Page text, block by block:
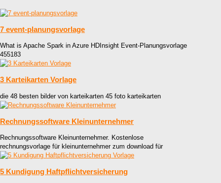
7 event-planungsvorlage
What is Apache Spark in Azure HDInsight Event-Planungsvorlage
455183
3 Karteikarten Vorlage
die 48 besten bilder von karteikarten 45 foto karteikarten
Rechnungssoftware Kleinunternehmer
Rechnungssoftware Kleinunternehmer. Kostenlose
rechnungsvorlage für kleinunternehmer zum download für
5 Kundigung Haftpflichtversicherung